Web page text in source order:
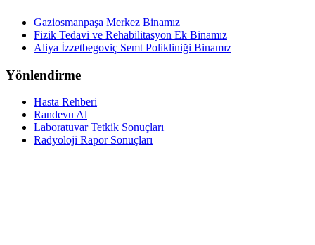
Gaziosmanpaşa Merkez Binamız
Fizik Tedavi ve Rehabilitasyon Ek Binamız
Aliya İzzetbegoviç Semt Polikliniği Binamız
Yönlendirme
Hasta Rehberi
Randevu Al
Laboratuvar Tetkik Sonuçları
Radyoloji Rapor Sonuçları